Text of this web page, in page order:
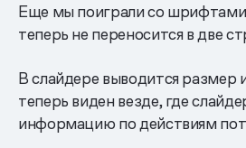
Еще мы поиграли со шрифтами
теперь не переносится в две
В слайдере выводится размер
теперь виден везде, где
информацию по действиям